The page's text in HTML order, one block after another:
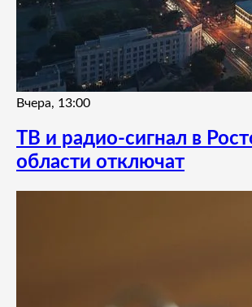
Вчера, 13:00
ТВ и радио-сигнал в
области отключат